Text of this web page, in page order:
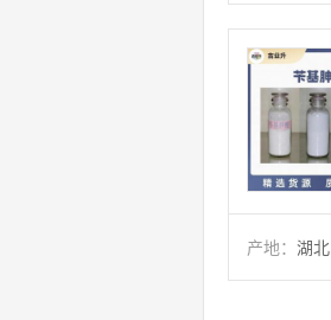
产地： 湖北